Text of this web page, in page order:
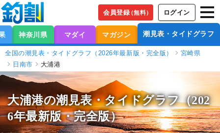
会員登録（無料） ログイン
神奈川県 マダイ マガジン 潮見表・タイドグラフ
全国の潮見表・タイドグラフ（2026年最新版・完全版）
宮崎県
日南市
大浦港
大浦港の潮見表・タイドグラフ（202
6年最新版・完全版）